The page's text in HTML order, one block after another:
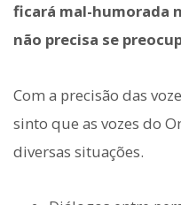
ficará mal-humorada
não precisa se
Com a precisão das
sinto que as vozes do
diversas situações.